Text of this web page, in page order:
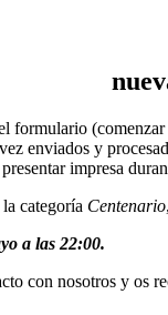
formulario
enviados y
impresa
categoría Centenario
a las 22:00.
con nosotros y os